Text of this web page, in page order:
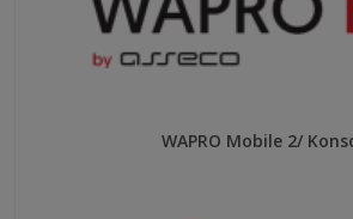
WAPRO Mobile 2/